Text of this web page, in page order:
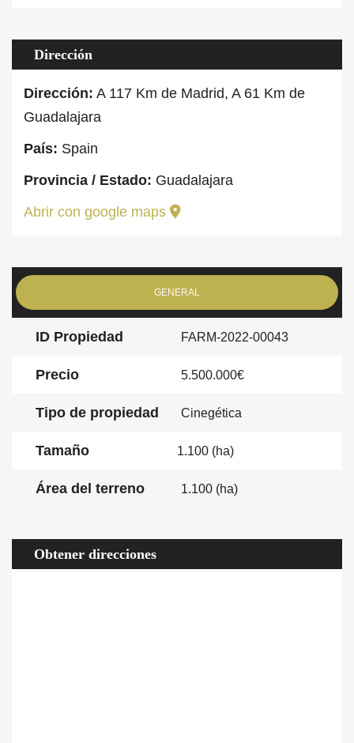
Dirección
Dirección: A 117 Km de Madrid, A 61 Km de
Guadalajara
País: Spain
Provincia / Estado: Guadalajara
Abrir con google maps
GENERAL
ID Propiedad FARM-2022-00043
Precio 5.500.000€
Tipo de propiedad Cinegética
Tamaño 1.100 (ha)
Área del terreno 1.100 (ha)
Obtener direcciones